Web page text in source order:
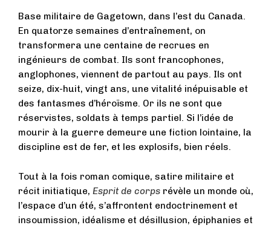
Base militaire de Gagetown, dans l’est du Canada.
En quatorze semaines d’entraînement, on
transformera une centaine de recrues en
ingénieurs de combat. Ils sont francophones,
anglophones, viennent de partout au pays. Ils ont
seize, dix-huit, vingt ans, une vitalité inépuisable et
des fantasmes d’héroïsme. Or ils ne sont que
réservistes, soldats à temps partiel. Si l’idée de
mourir à la guerre demeure une fiction lointaine, la
discipline est de fer, et les explosifs, bien réels.
Tout à la fois roman comique, satire militaire et
récit initiatique, Esprit de corps révèle un monde où,
l’espace d’un été, s’affrontent endoctrinement et
insoumission, idéalisme et désillusion, épiphanies et